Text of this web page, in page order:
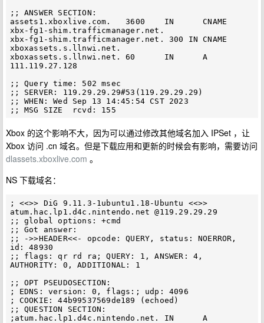
;; ANSWER SECTION:
assets1.xboxlive.com.   3600    IN      CNAME
xbx-fg1-shim.trafficmanager.net.
xbx-fg1-shim.trafficmanager.net. 300 IN CNAME
xboxassets.s.llnwi.net.
xboxassets.s.llnwi.net. 60      IN      A
111.119.27.128
;; Query time: 502 msec
;; SERVER: 119.29.29.29#53(119.29.29.29)
;; WHEN: Wed Sep 13 14:45:54 CST 2023
Xbox 的这个影响不大，因为可以通过修改其他域名加入 IPSet ，让
Xbox 访问 .cn 域名。但是下载应用和更新的时候会有影响，需要访问
dlassets.xboxlive.com 。
NS 下载域名：
; <<>> DiG 9.11.3-1ubuntu1.18-Ubuntu <<>>
atum.hac.lp1.d4c.nintendo.net @119.29.29.29
;; global options: +cmd
;; Got answer:
;; ->>HEADER<<- opcode: QUERY, status: NOERROR,
id: 48930
;; flags: qr rd ra; QUERY: 1, ANSWER: 4,
AUTHORITY: 0, ADDITIONAL: 1
;; OPT PSEUDOSECTION:
; EDNS: version: 0, flags:; udp: 4096
; COOKIE: 44b99537569de189 (echoed)
;; QUESTION SECTION:
;atum.hac.lp1.d4c.nintendo.net. IN      A